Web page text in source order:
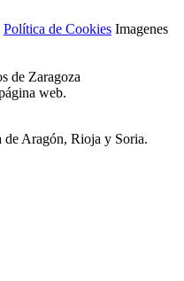
Política de Cookies Imagenes
de Zaragoza
web.
de Aragón, Rioja y Soria.